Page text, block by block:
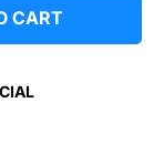
CART